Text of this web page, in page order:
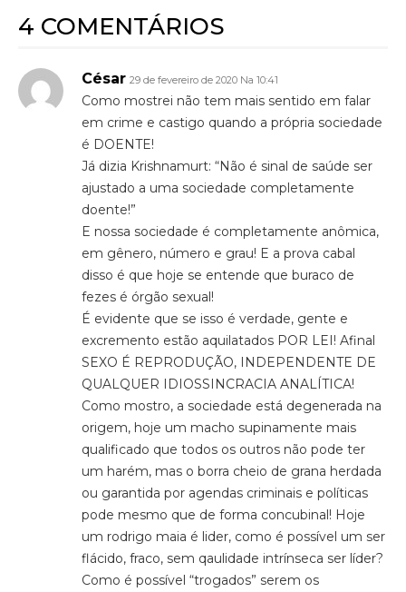
4 COMENTÁRIOS
César 29 de fevereiro de 2020 Na 10:41
Como mostrei não tem mais sentido em falar
em crime e castigo quando a própria sociedade
é DOENTE!
Já dizia Krishnamurt: “Não é sinal de saúde ser
ajustado a uma sociedade completamente
doente!”
E nossa sociedade é completamente anômica,
em gênero, número e grau! E a prova cabal
disso é que hoje se entende que buraco de
fezes é órgão sexual!
É evidente que se isso é verdade, gente e
excremento estão aquilatados POR LEI! Afinal
SEXO É REPRODUÇÃO, INDEPENDENTE DE
QUALQUER IDIOSSINCRACIA ANALÍTICA!
Como mostro, a sociedade está degenerada na
origem, hoje um macho supinamente mais
qualificado que todos os outros não pode ter
um harém, mas o borra cheio de grana herdada
ou garantida por agendas criminais e políticas
pode mesmo que de forma concubinal! Hoje
um rodrigo maia é lider, como é possível um ser
flácido, fraco, sem qaulidade intrínseca ser líder?
Como é possível “trogados” serem os